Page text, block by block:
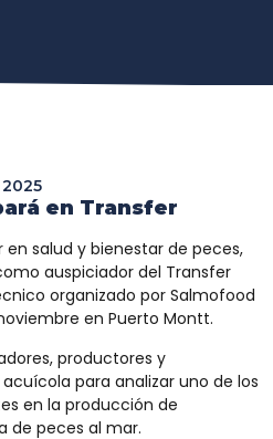
en Transfer
en salud y bienestar de peces,
auspiciador del Transfer
organizado por Salmofood
en Puerto Montt.
productores y
para analizar uno de los
en la producción de
de peces al mar.